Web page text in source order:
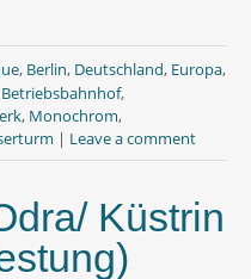
, Berlin, Deutschland, Europa,
Betriebsbahnhof,
, Monochrom,
| Leave a comment
Küstrin